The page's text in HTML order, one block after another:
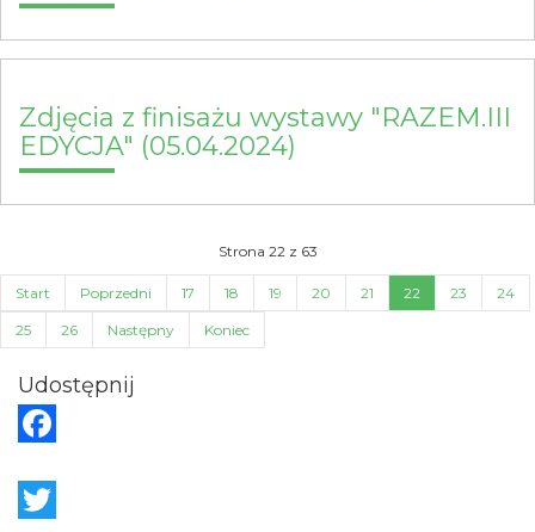
Zdjęcia z finisażu wystawy "RAZEM.III
EDYCJA" (05.04.2024)
Strona 22 z 63
Start Poprzedni 17 18 19 20 21 22 23 24
25 26 Następny Koniec
Udostępnij
a